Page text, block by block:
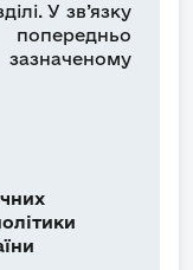
У зв’язку